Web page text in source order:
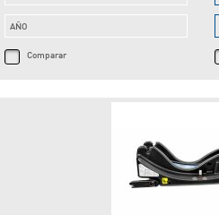
AÑO
Comparar